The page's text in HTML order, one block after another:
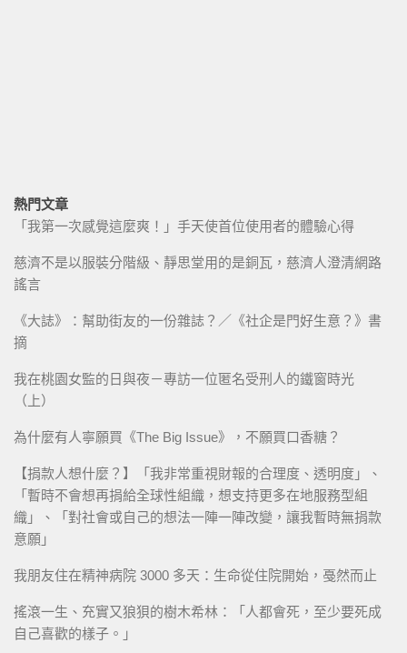
熱門文章
「我第一次感覺這麼爽！」手天使首位使用者的體驗心得
慈濟不是以服裝分階級、靜思堂用的是銅瓦，慈濟人澄清網路
謠言
《大誌》：幫助街友的一份雜誌？／《社企是門好生意？》書
摘
我在桃園女監的日與夜－專訪一位匿名受刑人的鐵窗時光
（上）
為什麼有人寧願買《The Big Issue》，不願買口香糖？
【捐款人想什麼？】「我非常重視財報的合理度、透明度」、
「暫時不會想再捐給全球性組織，想支持更多在地服務型組
織」、「對社會或自己的想法一陣一陣改變，讓我暫時無捐款
意願」
我朋友住在精神病院 3000 多天：生命從住院開始，戞然而止
搖滾一生、充實又狼狽的樹木希林：「人都會死，至少要死成
自己喜歡的樣子。」